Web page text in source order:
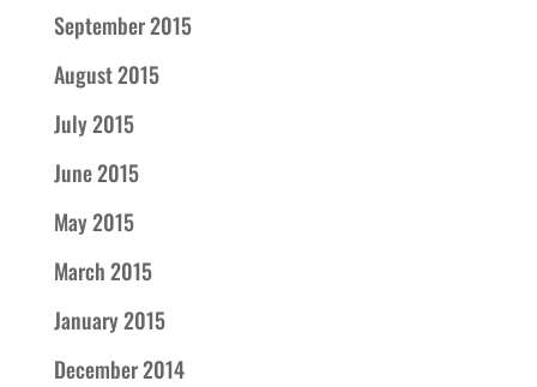
September 2015
August 2015
July 2015
June 2015
May 2015
March 2015
January 2015
December 2014